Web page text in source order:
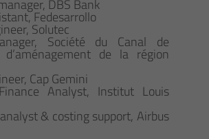
DBS Bank
Fedesarrollo
Solutec
Société du Canal de
de la région
Cap Gemini
Analyst, Institut Louis
& costing support, Airbus